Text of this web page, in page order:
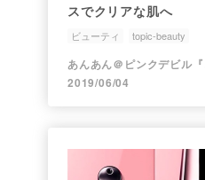
スでクリアな肌へ
ビューティ topic-beauty
2019/06/04